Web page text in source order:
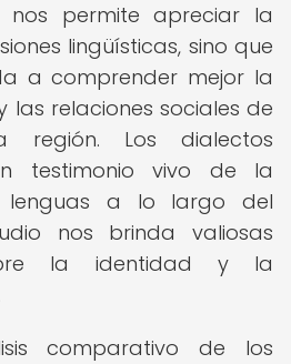
nos permite apreciar la
lingüísticas, sino que
a comprender mejor la
las relaciones sociales de
región. Los dialectos
testimonio vivo de la
lenguas a lo largo del
nos brinda valiosas
la identidad y la
comparativo de los